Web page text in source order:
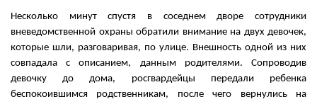
Несколько минут спустя в соседнем дворе сотрудники
вневедомственной охраны обратили внимание на двух девочек,
которые шли, разговаривая, по улице. Внешность одной из них
совпадала с описанием, данным родителями. Сопроводив
девочку до дома, росгвардейцы передали ребенка
беспокоившимся родственникам, после чего вернулись на